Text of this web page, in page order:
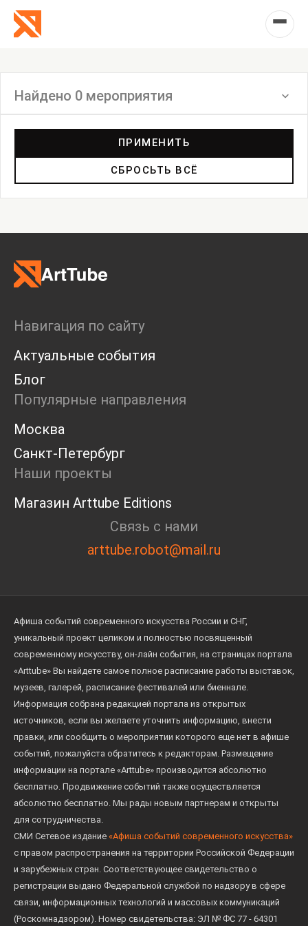
Найдено 0 мероприятия
Дискуссия
Пост-релиз
Пресс-конференция
Ярмарка
Open call
Экскурсия
Дискуссия
Cosmoscow 2024
Blazar 2024
Встречи
Круглый стол
ПРИМЕНИТЬ
СБРОСЬТЬ ВСЁ
Навигация по сайту
Актуальные события
Блог
Популярные направления
Москва
Санкт-Петербург
Наши проекты
Магазин Arttube Editions
Связь с нами
arttube.robot@mail.ru
Афиша событий современного искусства России и СНГ,
уникальный проект целиком и полностью посвященный
современному искусству, он-лайн события, на страницах портала
«Arttube» Вы найдете самое полное расписание работы выставок,
музеев, галерей, расписание фестивалей или биеннале.
Информация собрана редакцией портала из открытых
источников, если вы желаете уточнить информацию, внести
правки, или сообщить о мероприятии которого еще нет в афише
событий, пожалуйста обратитесь к редакторам. Размещение
информации на портале «Arttube» производится абсолютно
бесплатно. Продвижение событий также осуществляется
абсолютно бесплатно. Мы рады новым партнерам и открыты
для сотрудничества.
СМИ Сетевое издание «Афиша событий современного искусства»
с правом распространения на территории Российской Федерации
и зарубежных стран. Соответствующее свидетельство о
регистрации выдано Федеральной службой по надзору в сфере
связи, информационных технологий и массовых коммуникаций
(Роскомнадзором). Номер свидетельства: ЭЛ № ФС 77 - 64301